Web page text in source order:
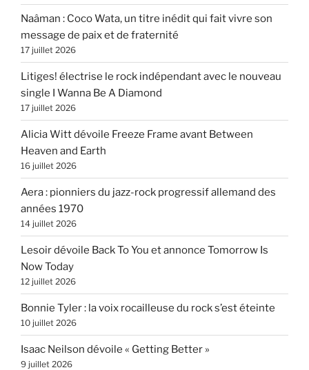
Naâman : Coco Wata, un titre inédit qui fait vivre son
message de paix et de fraternité
17 juillet 2026
Litiges! électrise le rock indépendant avec le nouveau
single I Wanna Be A Diamond
17 juillet 2026
Alicia Witt dévoile Freeze Frame avant Between
Heaven and Earth
16 juillet 2026
Aera : pionniers du jazz-rock progressif allemand des
années 1970
14 juillet 2026
Lesoir dévoile Back To You et annonce Tomorrow Is
Now Today
12 juillet 2026
Bonnie Tyler : la voix rocailleuse du rock s’est éteinte
10 juillet 2026
Isaac Neilson dévoile « Getting Better »
9 juillet 2026